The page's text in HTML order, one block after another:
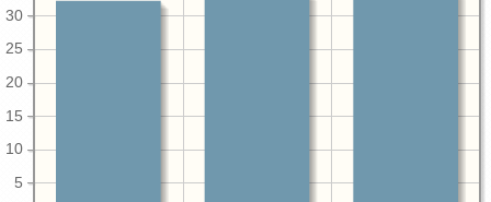
5
10
15
20
25
30